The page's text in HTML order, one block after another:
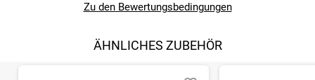
Zu den Bewertungsbedingungen
ÄHNLICHES ZUBEHÖR